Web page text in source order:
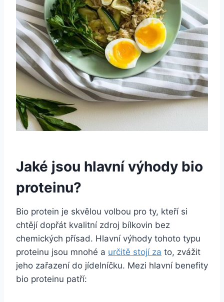
Jaké jsou hlavní výhody ‌bio
proteinu?
Bio protein je skvělou volbou pro ‍ty,⁢ kteří ​si
‍chtějí dopřát kvalitní ‌zdroj bílkovin bez
chemických přísad. Hlavní výhody tohoto typu
proteinu jsou‍ mnohé a určitě stojí za ​ to, zvážit
jeho⁣ zařazení do jídelníčku. Mezi ⁤hlavní benefity
bio proteinu​ patří: